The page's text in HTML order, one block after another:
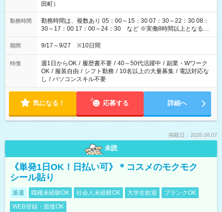
田町）
勤務時間
勤務時間は、複数あり 05：00～15：30 07：30～22：30 08：
30～17：00 17：00～24：30 など ※実働8時間以上となる勤
務もあります。 【休憩】60分+他休憩あり 交替で取得します。
安全面に配慮しこまめな休憩があります。
期間 9/17～9/27 ※10日間
特徴 週1日からOK / 履歴書不要 / 40～50代活躍中 / 副業・Wワーク
OK / 服装自由 / シフト勤務 / 10名以上の大量募集 / 電話対応な
し / パソコンスキル不要
気になる！ 応募する 詳細へ
掲載日：2026.08.07
未読
《単発1日OK！日払い可》＊コスメのモクモク
シール貼り
派遣 職種未経験OK 社会人未経験OK 大学生歓迎
ブランクOK
WEB登録・面接OK